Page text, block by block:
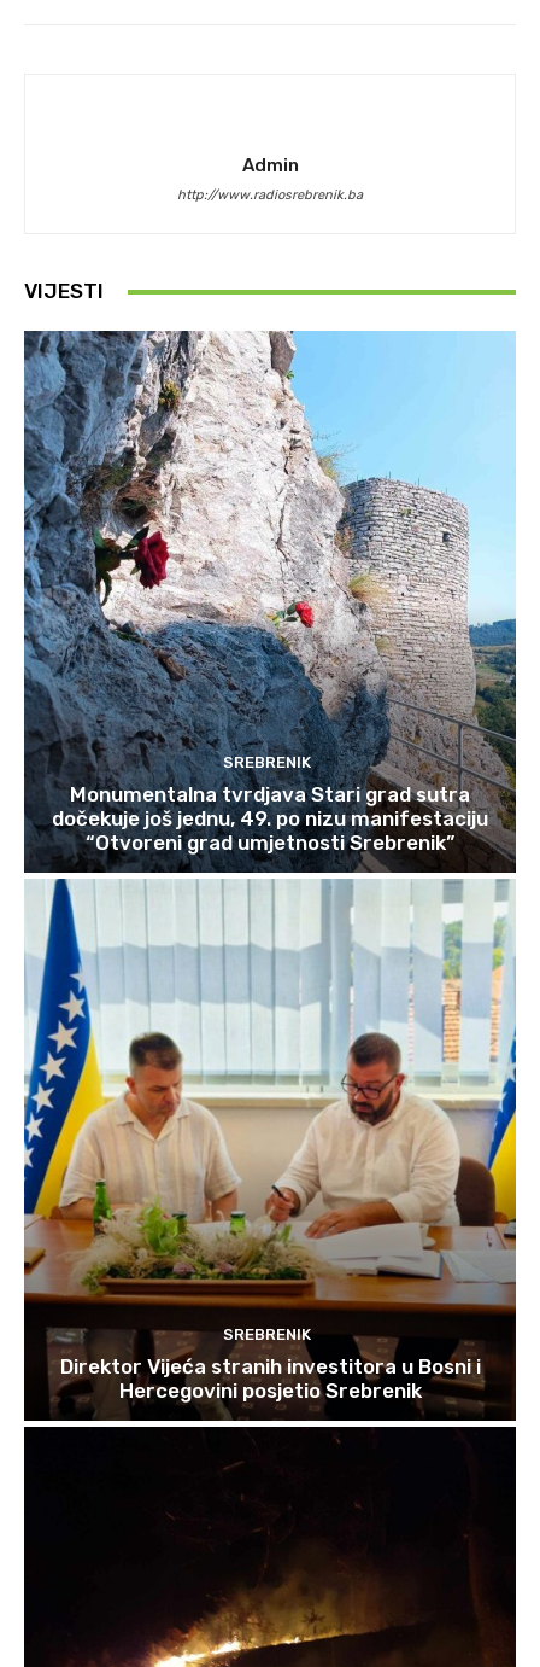
Admin
http://www.radiosrebrenik.ba
VIJESTI
SREBRENIK
Monumentalna tvrdjava Stari grad sutra
dočekuje još jednu, 49. po nizu manifestaciju
“Otvoreni grad umjetnosti Srebrenik”
SREBRENIK
Direktor Vijeća stranih investitora u Bosni i
Hercegovini posjetio Srebrenik